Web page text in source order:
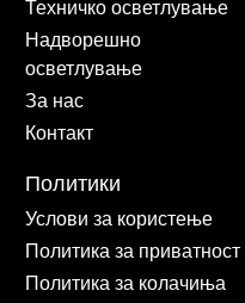
Техничко осветлување
Надворешно
осветлување
За нас
Контакт
Политики
Услови за користење
Политика за приватност
Политика за колачиња